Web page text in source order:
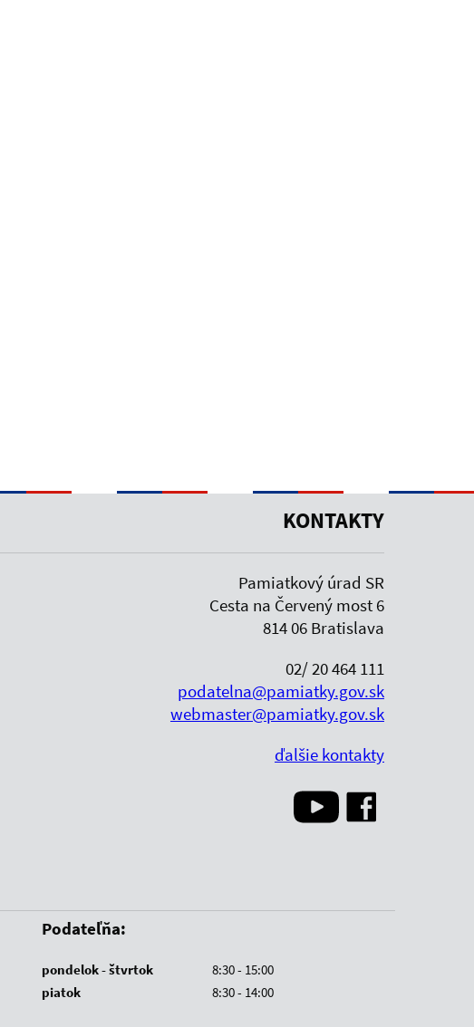
KONTAKTY
Pamiatkový úrad SR
Cesta na Červený most 6
814 06 Bratislava
02/ 20 464 111
podatelna@pamiatky.gov.sk
webmaster@pamiatky.gov.sk
ďalšie kontakty
Podateľňa:
pondelok - štvrtok
8:30 - 15:00
piatok
8:30 - 14:00